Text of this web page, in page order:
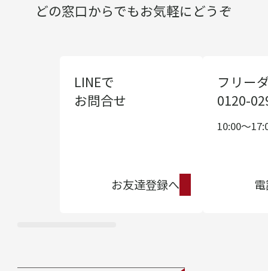
どの窓口からでもお気軽にどうぞ
LINEで
お問合せ
お友達登録へ
フリー
0120-
10:00〜